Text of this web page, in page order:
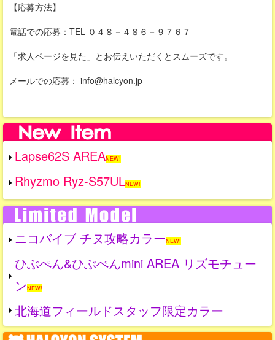
【応募方法】
電話での応募：TEL ０４８－４８６－９７６７
「求人ページを見た」とお伝えいただくとスムーズです。
メールでの応募： info@halcyon.jp
Lapse62S AREANEW!
Rhyzmo Ryz-S57ULNEW!
ニコバイブ チヌ攻略カラーNEW!
ひぶぺん&ひぶぺんmini AREA リズモチュー
ンNEW!
北海道フィールドスタッフ限定カラー